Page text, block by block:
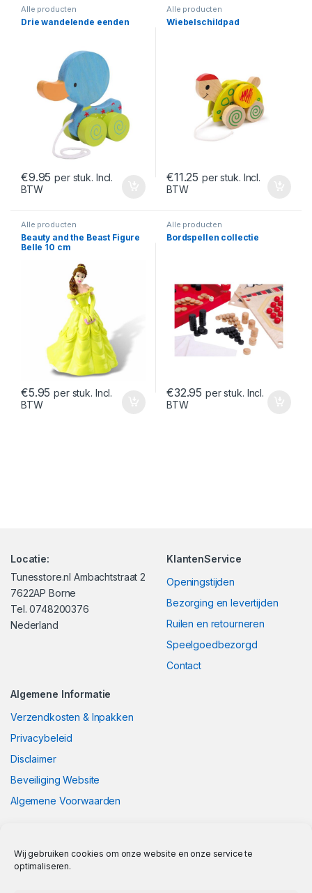
Wij gebruiken cookies om onze website en onze service te
optimaliseren.
Alle producten
Drie wandelende eenden
€9.95 per stuk. Incl.
BTW
Alle producten
Wiebelschildpad
€11.25 per stuk. Incl.
BTW
Alle producten
Beauty and the Beast Figure
Belle 10 cm
€5.95 per stuk. Incl.
BTW
Alle producten
Bordspellen collectie
€32.95 per stuk. Incl.
BTW
Locatie:
Tunesstore.nl Ambachtstraat 2
7622AP Borne
Tel. 0748200376
Nederland
KlantenService
Openingstijden
Bezorging en levertijden
Ruilen en retourneren
Speelgoedbezorgd
Contact
Algemene Informatie
Verzendkosten & Inpakken
Privacybeleid
Disclaimer
Beveiliging Website
Algemene Voorwaarden